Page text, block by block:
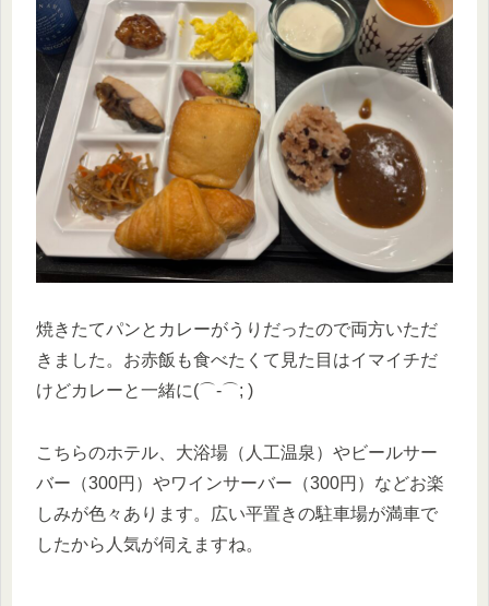
焼きたてパンとカレーがうりだったので両方いただ
きました。お赤飯も食べたくて見た目はイマイチだ
けどカレーと一緒に(⌒-⌒; )
こちらのホテル、大浴場（人工温泉）やビールサー
バー（300円）やワインサーバー（300円）などお楽
しみが色々あります。広い平置きの駐車場が満車で
したから人気が伺えますね。